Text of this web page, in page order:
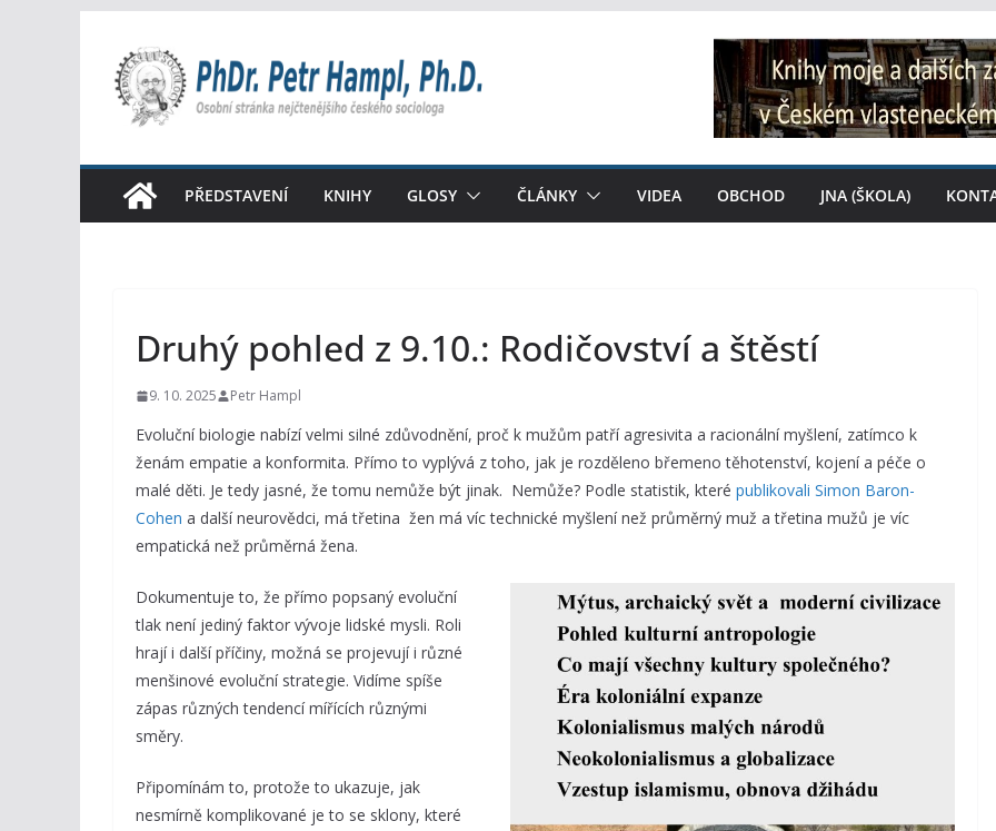
obsah
PŘEDSTAVENÍ KNIHY GLOSY ČLÁNKY VIDEA OBCHOD JNA (ŠKOLA)
Druhý pohled z 9.10.: Rodičovství a štěstí
9. 10. 2025 Petr Hampl
Evoluční biologie nabízí velmi silné zdůvodnění, proč k mužům patří agresivita a racionální myšlení, zatímco k
ženám empatie a konformita. Přímo to vyplývá z toho, jak je rozděleno břemeno těhotenství, kojení a péče o
malé děti. Je tedy jasné, že tomu nemůže být jinak. Nemůže? Podle statistik, které publikovali Simon Baron-
Cohen a další neurovědci, má třetina žen má víc technické myšlení než průměrný muž a třetina mužů je víc
empatická než průměrná žena.
Dokumentuje to, že přímo popsaný evoluční
tlak není jediný faktor vývoje lidské mysli. Roli
hrají i další příčiny, možná se projevují i různé
menšinové evoluční strategie. Vidíme spíše
zápas různých tendencí mířících různými
směry.
Připomínám to, protože to ukazuje, jak
nesmírně komplikované je to se sklony, které